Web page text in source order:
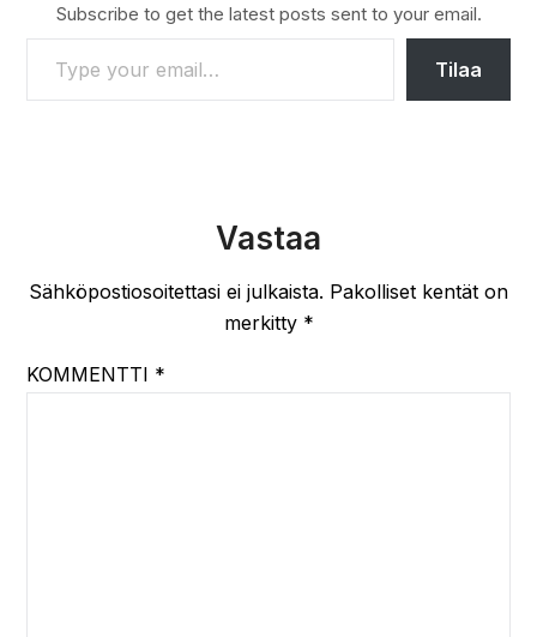
Subscribe to get the latest posts sent to your email.
TYPE YOUR EMAIL…
Tilaa
Vastaa
Sähköpostiosoitettasi ei julkaista. Pakolliset kentät on
merkitty *
KOMMENTTI *